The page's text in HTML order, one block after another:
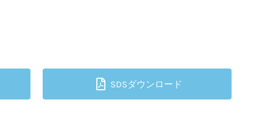
SDSダウンロード